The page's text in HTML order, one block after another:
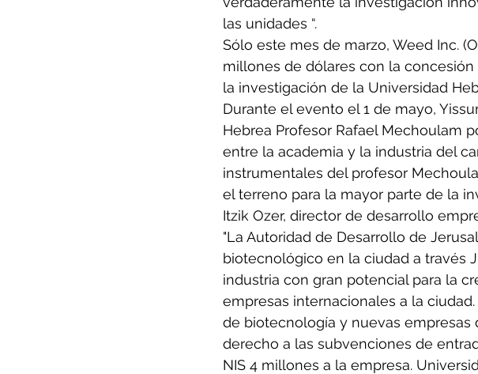
las unidades “.
Sólo este mes de marzo, Weed Inc.
millones de dólares con la
la investigación de la Universidad
Durante el evento el 1 de mayo,
Hebrea Profesor Rafael Mechoulam
entre la academia y la industria del
instrumentales del profesor
el terreno para la mayor parte de la
Itzik Ozer, director de desarrollo
"La Autoridad de Desarrollo de
biotecnológico en la ciudad a través
industria con gran potencial para la
empresas internacionales a la
de biotecnología y nuevas
derecho a las subvenciones de
NIS 4 millones a la empresa.